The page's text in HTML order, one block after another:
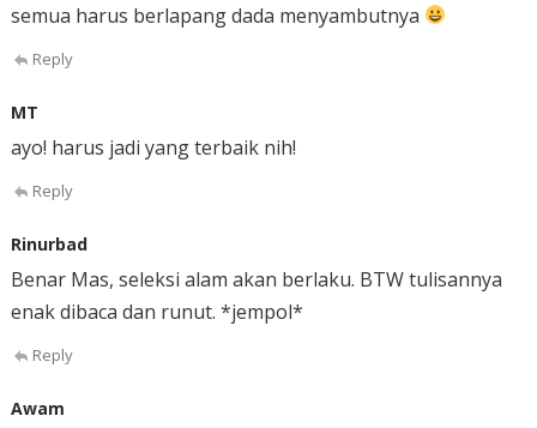
semua harus berlapang dada menyambutnya
Reply
MT
ayo! harus jadi yang terbaik nih!
Reply
Rinurbad
Benar Mas, seleksi alam akan berlaku. BTW tulisannya
enak dibaca dan runut. *jempol*
Reply
Awam